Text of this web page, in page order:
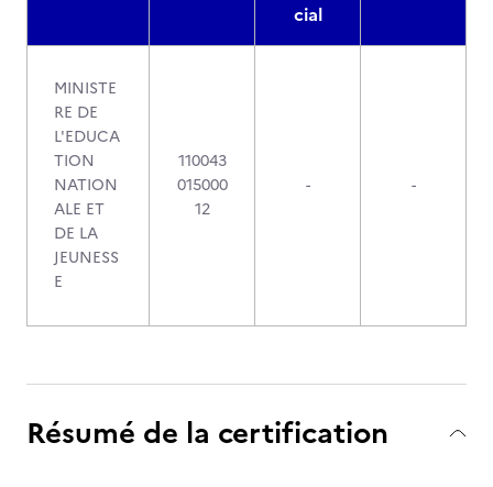
cial
MINISTE
RE DE
L'EDUCA
TION
NATION
ALE ET
DE LA
JEUNESS
E
110043
015000
12
- -
Résumé de la certification